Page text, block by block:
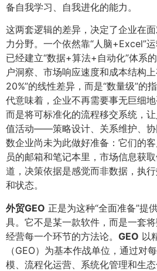
备自我学习、自我进化的能力。
这两套逻辑的差异，决定了企业在
力分野。一个依然靠“人脑+Excel”
已经建立“数据+算法+自动化”体系
户洞察、市场响应速度和成本结构
20%”的线性差异，而是“数量级”的
代意味着，企业不再需要事无巨细
而是将可标准化的流程移交系统，
值活动——策略设计、关系维护、协
数企业尚未为此做好准备：它们的
员的邮箱和笔记本里，市场信息获
道，决策依据是感觉而非数据，执
和状态。
外贸GEO 正是为这种“全面准备”提
具。它不是某一款软件，而是一套
经营每一个环节的方法论。​ GEO 以
（GEO）为基本作战单位，通过对
模、流程化运营、系统化管理和生